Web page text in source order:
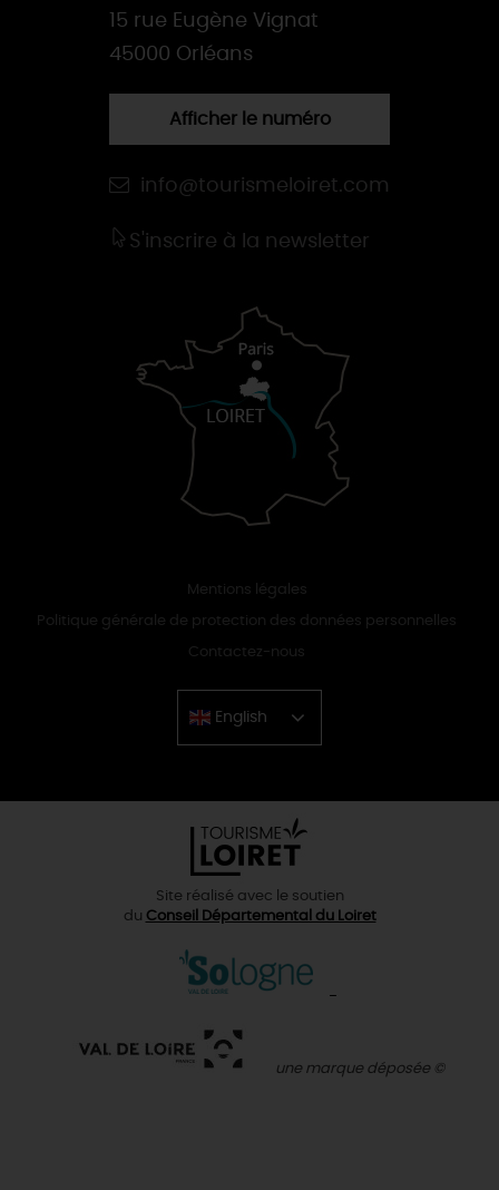
15 rue Eugène Vignat
45000 Orléans
Afficher le numéro
info@tourismeloiret.com
S'inscrire à la newsletter
Mentions légales
Politique générale de protection des données personnelles
Contactez-nous
English
Chinese
Site réalisé avec le soutien
du Conseil Départemental du Loiret
une marque déposée ©